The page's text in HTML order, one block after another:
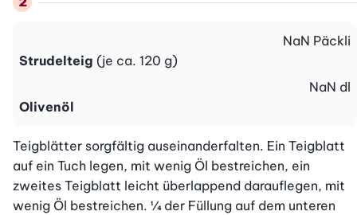
Strudelteig (je ca. 120 g)
NaN Päckli
Olivenöl
NaN dl
Teigblätter sorgfältig auseinanderfalten. Ein Teigblatt
auf ein Tuch legen, mit wenig Öl bestreichen, ein
zweites Teigblatt leicht überlappend darauflegen, mit
wenig Öl bestreichen. ¼ der Füllung auf dem unteren